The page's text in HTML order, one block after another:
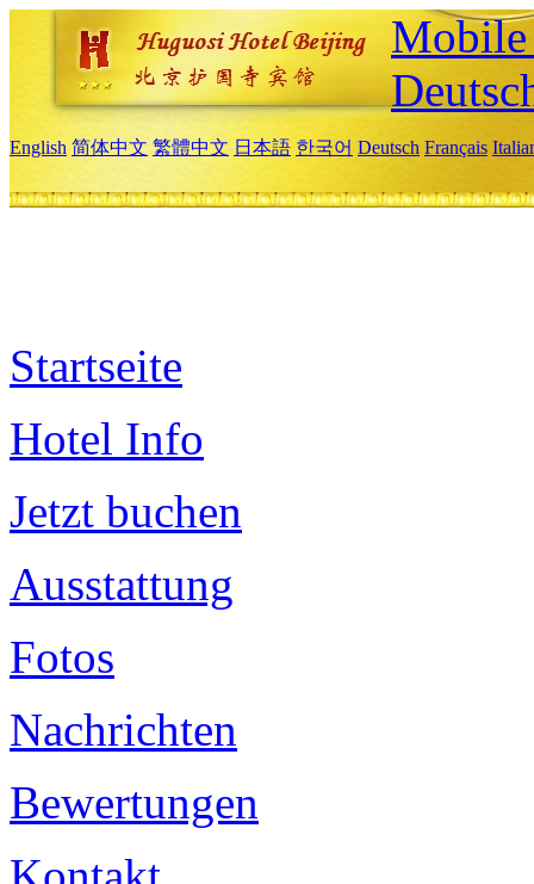
English 简体中文 繁體中文 日本語 한국어 Deutsch Français
Startseite
Hotel Info
Jetzt buchen
Ausstattung
Fotos
Nachrichten
Bewertungen